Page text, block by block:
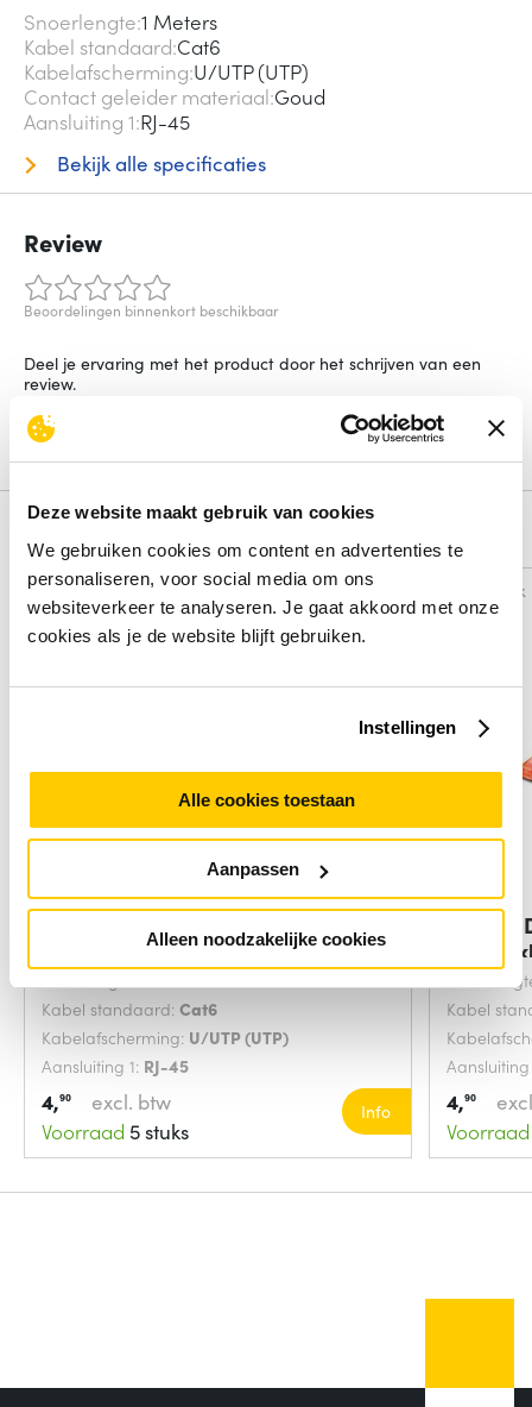
Deze website maakt gebruik van cookies
We gebruiken cookies om content en advertenties te
personaliseren, voor social media om ons
websiteverkeer te analyseren. Je gaat akkoord met onze
cookies als je de website blijft gebruiken.
Instellingen
Alle cookies toestaan
Aanpassen
Alleen noodzakelijke cookies
Snoerlengte 1 Meters
Kabel standaard Cat6
Kabelafscherming U/UTP (UTP)
Contact geleider materiaal Goud
Aansluiting 1 RJ-45
Bekijk alle specificaties
Review
Beoordelingen binnenkort beschikbaar
Deel je ervaring met het product door het schrijven van een
review.
Schrijf een review
Alternatieven
Vergelijk
netwerkkabel Blauw
Kabel standaard: Cat6
Kabelafscherming: U/UTP (UTP)
Aansluiting 1: RJ-45
4,90
excl. btw
Voorraad 5 stuks
Info
Vergelijk
Digitus
Kabel
4,90
Voorraad